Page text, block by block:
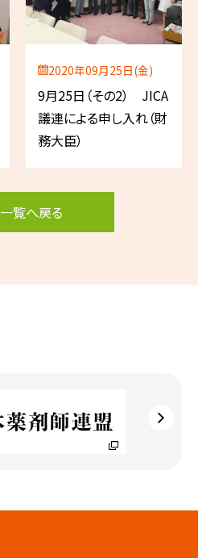
2020年09月25日(金)
9月25日（その2） JICA
議連による申し入れ（財
務大臣）
一覧へ戻る